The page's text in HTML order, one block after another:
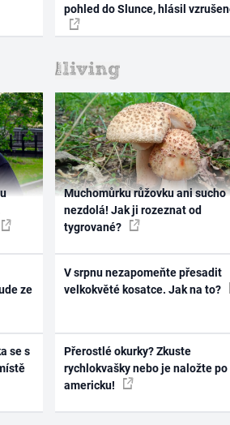
pohled do Slunce, hlásil
ze
se s
Muchomůrku růžovku ani sucho
nezdolá! Jak ji rozeznat od
tygrované?
V srpnu nezapomeňte přesadit
velkokvěté kosatce. Jak na to?
Přerostlé okurky? Zkuste
rychlokvašky nebo je naložte po
americku!